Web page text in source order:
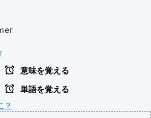
意味を覚える
単語を覚える
？